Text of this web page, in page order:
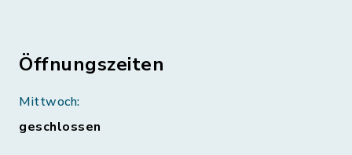
Öffnungszeiten
Mittwoch:
geschlossen